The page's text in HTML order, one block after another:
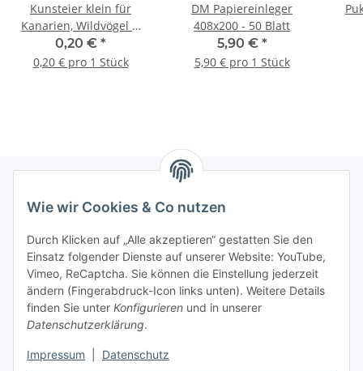
Wie wir Cookies & Co nutzen
Durch Klicken auf „Alle akzeptieren“ gestatten Sie den
Einsatz folgender Dienste auf unserer Website: YouTube,
Vimeo, ReCaptcha. Sie können die Einstellung jederzeit
ändern (Fingerabdruck-Icon links unten). Weitere Details
finden Sie unter Konfigurieren und in unserer
Datenschutzerklärung.
Impressum Datenschutz
Kunsteier klein für
Kanarien, Wildvögel &
Exoten blau
0,20 € *
0,20 € pro 1 Stück
DM Papiereinleger
408x200 - 50 Blatt
5,90 € *
5,90 € pro 1 Stück
Informationen
Gesetzliche Informationen
Mein Konto